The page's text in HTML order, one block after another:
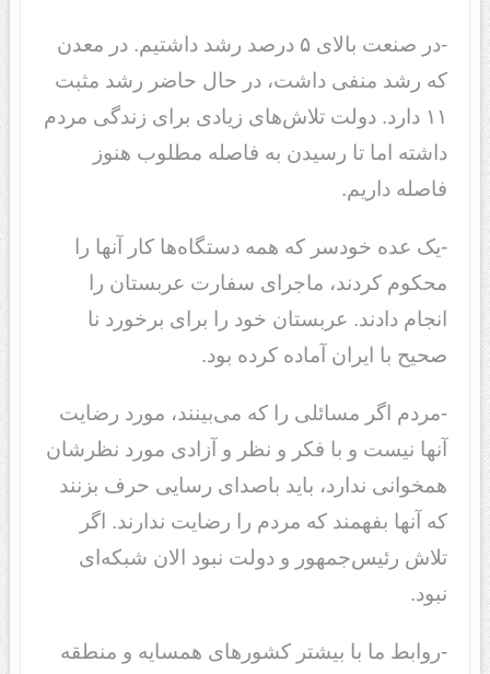
-در صنعت بالای ۵ درصد رشد داشتیم. در معدن
که رشد منفی داشت، در حال حاضر رشد مثبت
۱۱ دارد. دولت تلاش‌های زیادی برای زندگی مردم
داشته اما تا رسیدن به فاصله مطلوب هنوز
فاصله داریم.
-یک عده خودسر که همه دستگاه‌ها کار آنها را
محکوم کردند، ماجرای سفارت عربستان را
انجام دادند. عربستان خود را برای برخورد نا
صحیح با ایران آماده کرده بود.
-مردم اگر مسائلی را که می‌بینند، مورد رضایت
آنها نیست و با فکر و نظر و آزادی مورد نظرشان
همخوانی ندارد، باید باصدای رسایی حرف بزنند
که آنها بفهمند که مردم را رضایت ندارند. اگر
تلاش رئیس‌جمهور و دولت نبود الان شبکه‌ای
نبود.
-روابط ما با بیشتر کشورهای همسایه و منطقه